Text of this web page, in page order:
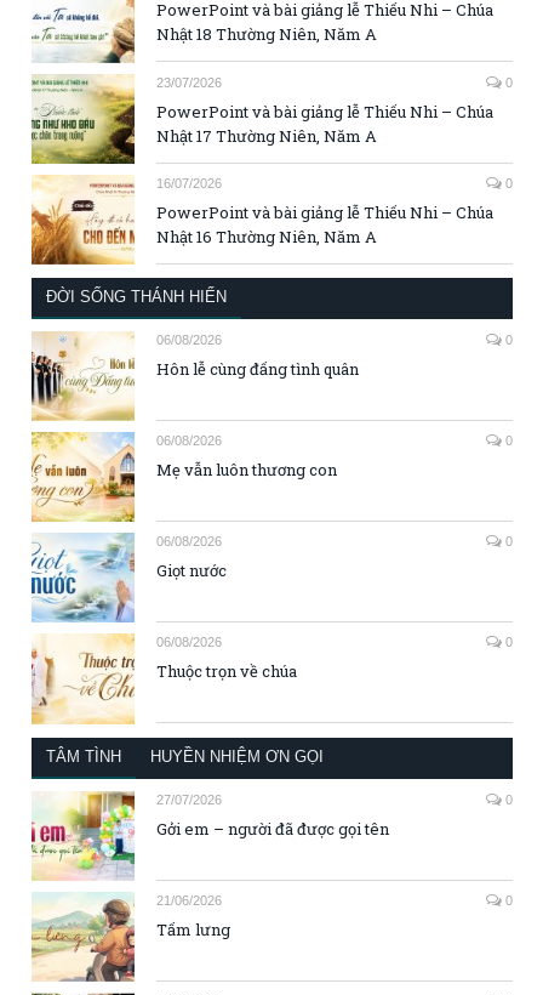
PowerPoint và bài giảng lễ Thiếu Nhi – Chúa
Nhật 18 Thường Niên, Năm A
23/07/2026 0
PowerPoint và bài giảng lễ Thiếu Nhi – Chúa
Nhật 17 Thường Niên, Năm A
16/07/2026 0
PowerPoint và bài giảng lễ Thiếu Nhi – Chúa
Nhật 16 Thường Niên, Năm A
ĐỜI SỐNG THÁNH HIẾN
06/08/2026 0
Hôn lễ cùng đấng tình quân
06/08/2026 0
Mẹ vẫn luôn thương con
06/08/2026 0
Giọt nước
06/08/2026 0
Thuộc trọn về chúa
TÂM TÌNH HUYỀN NHIỆM ƠN GỌI
27/07/2026 0
Gởi em – người đã được gọi tên
21/06/2026 0
Tấm lưng